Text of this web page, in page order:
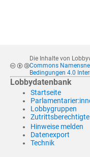
Die Inhalte von
Commons
Bedingungen 4.0
Lobbydatenbank
Startseite
Lobbygruppen
Zutrittsberechtigte
Hinweise melden
Datenexport
Technik